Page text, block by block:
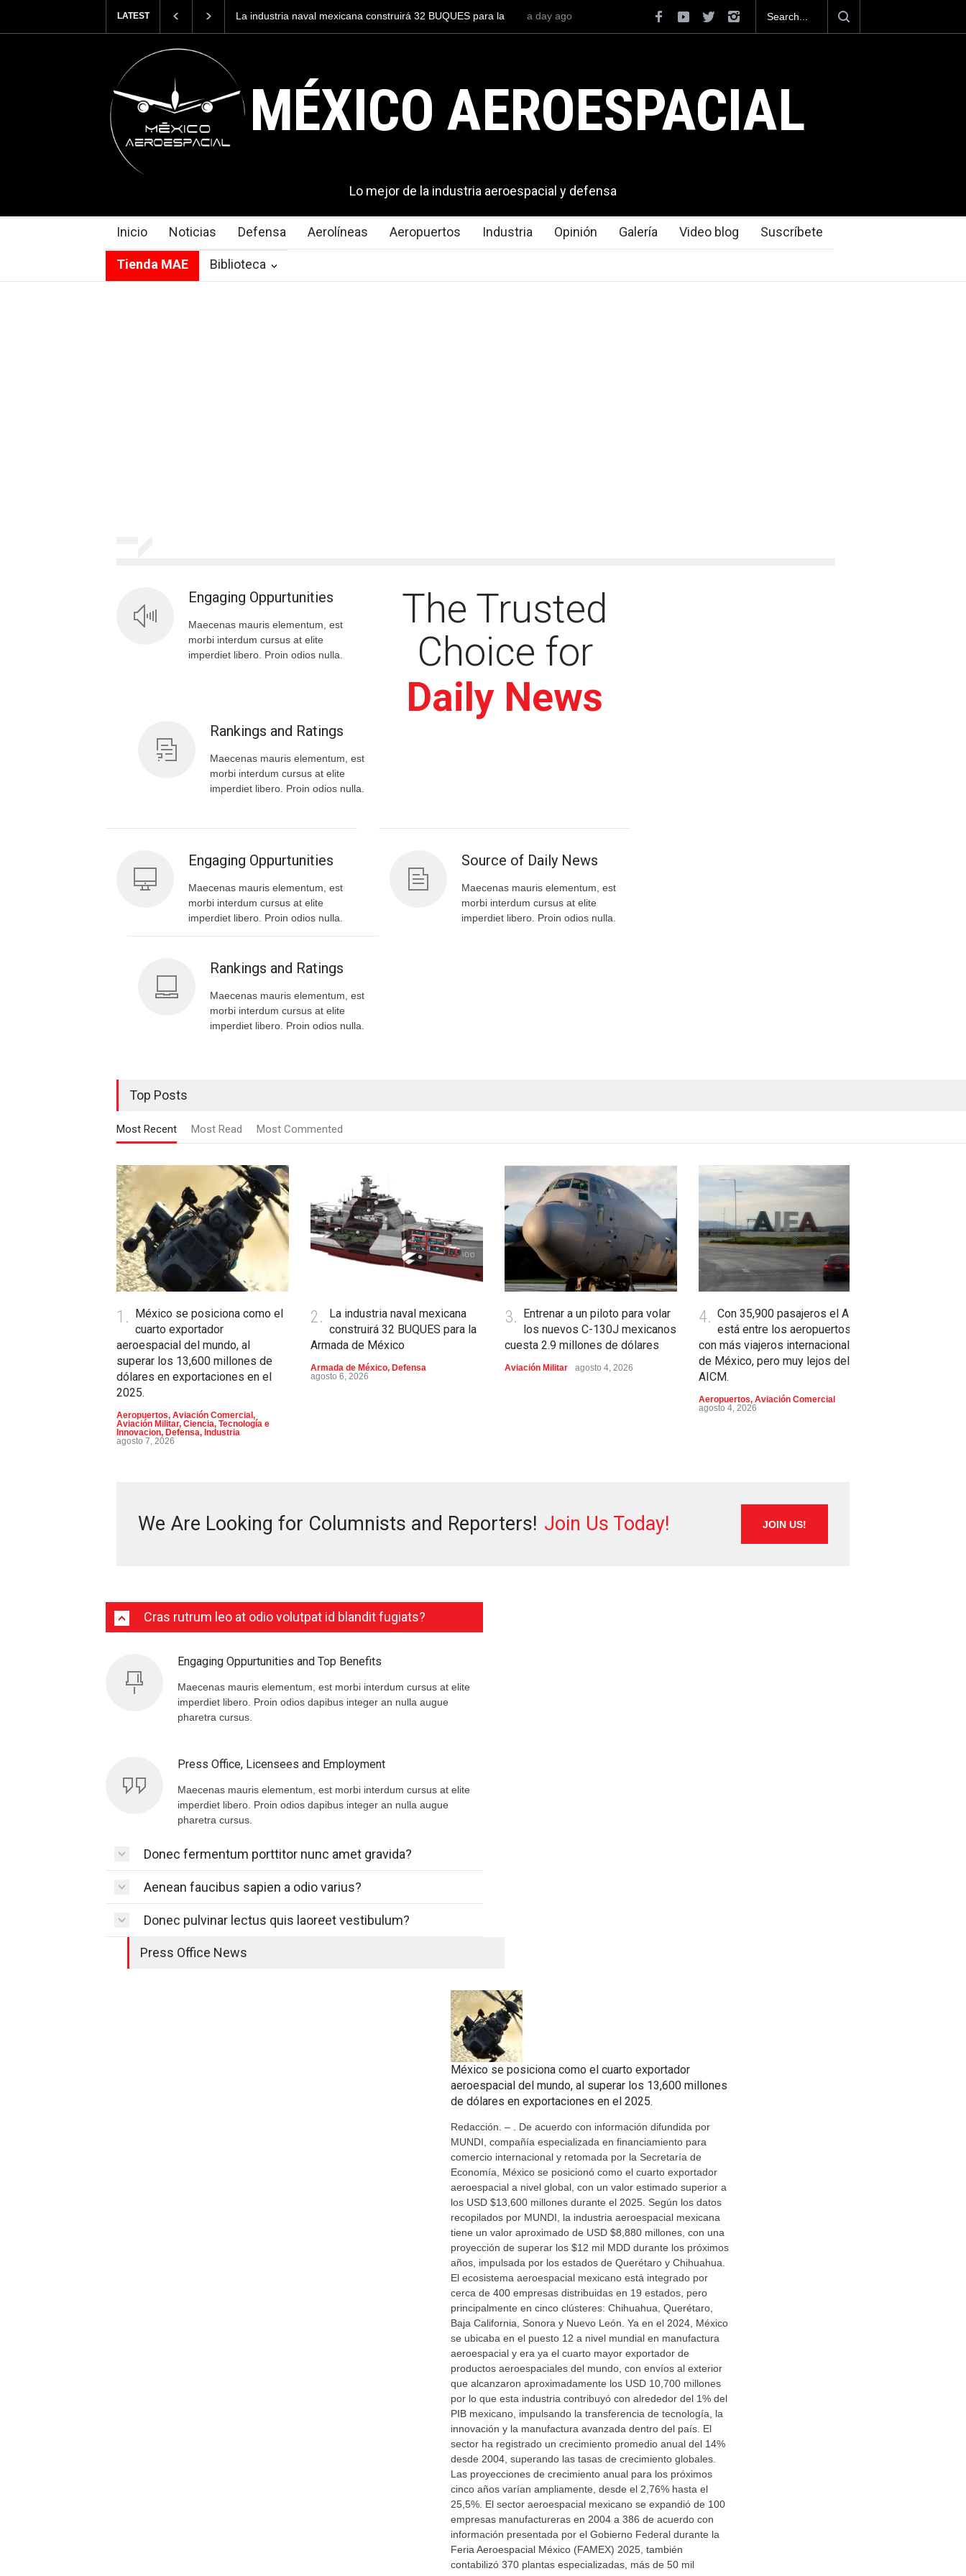
LATEST
La industria naval mexicana construirá 32 BUQUES para la
Entrenar a un piloto para volar los nuevos C-130J mexicanos
México se posiciona como el cuarto exportador aeroespacial
del mundo, al superar los 13,600 millones de dólares en
exportaciones en el 2025.
a day ago
MÉXICO AEROESPACIAL
Lo mejor de la industria aeroespacial y defensa
Inicio Noticias Defensa Aerolíneas Aeropuertos Industria Opinión Galería Video blog Suscríbete
Tienda MAE Biblioteca
Engaging Oppurtunities
Maecenas mauris elementum, est
morbi interdum cursus at elite
imperdiet libero. Proin odios nulla.
The Trusted
Choice for
Daily News
Rankings and Ratings
Maecenas mauris elementum, est
morbi interdum cursus at elite
imperdiet libero. Proin odios nulla.
Engaging Oppurtunities
Maecenas mauris elementum, est
morbi interdum cursus at elite
imperdiet libero. Proin odios nulla.
Source of Daily News
Maecenas mauris elementum, est
morbi interdum cursus at elite
imperdiet libero. Proin odios nulla.
Rankings and Ratings
Maecenas mauris elementum, est
morbi interdum cursus at elite
imperdiet libero. Proin odios nulla.
Top Posts
Most Recent Most Read Most Commented
1. México se posiciona como el
cuarto exportador
aeroespacial del mundo, al
superar los 13,600 millones de
dólares en exportaciones en el
2025.
Aeropuertos, Aviación Comercial ,
Aviación Militar, Ciencia, Tecnología e
Innovacion, Defensa, Industria
agosto 7, 2026
2. La industria naval mexicana
construirá 32 BUQUES para la
Armada de México
Armada de México, Defensa
agosto 6, 2026
3. Entrenar a un piloto para volar
los nuevos C-130J mexicanos
cuesta 2.9 millones de dólares
Aviación Militar agosto 4, 2026
4. Con 35,900 pasajeros el AIFA
está entre los aeropuertos
con más viajeros internacionales
de México, pero muy lejos del
AICM.
Aeropuertos, Aviación Comercial
agosto 4, 2026
We Are Looking for Columnists and Reporters! Join Us Today! JOIN US!
Cras rutrum leo at odio volutpat id blandit fugiats?
Engaging Oppurtunities and Top Benefits
Maecenas mauris elementum, est morbi interdum cursus at elite
imperdiet libero. Proin odios dapibus integer an nulla augue
pharetra cursus.
Press Office, Licensees and Employment
Maecenas mauris elementum, est morbi interdum cursus at elite
imperdiet libero. Proin odios dapibus integer an nulla augue
pharetra cursus.
Donec fermentum porttitor nunc amet gravida?
Aenean faucibus sapien a odio varius?
Donec pulvinar lectus quis laoreet vestibulum?
Press Office News
México se posiciona como el cuarto exportador
aeroespacial del mundo, al superar los 13,600 millones
de dólares en exportaciones en el 2025.
Redacción. – . De acuerdo con información difundida por
MUNDI, compañía especializada en financiamiento para
comercio internacional y retomada por la Secretaría de
Economía, México se posicionó como el cuarto exportador
aeroespacial a nivel global, con un valor estimado superior a
los USD $13,600 millones durante el 2025. Según los datos
recopilados por MUNDI, la industria aeroespacial mexicana
tiene un valor aproximado de USD $8,880 millones, con una
proyección de superar los $12 mil MDD durante los próximos
años, impulsada por los estados de Querétaro y Chihuahua.
El ecosistema aeroespacial mexicano está integrado por
cerca de 400 empresas distribuidas en 19 estados, pero
principalmente en cinco clústeres: Chihuahua, Querétaro,
Baja California, Sonora y Nuevo León. Ya en el 2024, México
se ubicaba en el puesto 12 a nivel mundial en manufactura
aeroespacial y era ya el cuarto mayor exportador de
productos aeroespaciales del mundo, con envíos al exterior
que alcanzaron aproximadamente los USD 10,700 millones
por lo que esta industria contribuyó con alrededor del 1% del
PIB mexicano, impulsando la transferencia de tecnología, la
innovación y la manufactura avanzada dentro del país. El
sector ha registrado un crecimiento promedio anual del 14%
desde 2004, superando las tasas de crecimiento globales.
Las proyecciones de crecimiento anual para los próximos
cinco años varían ampliamente, desde el 2,76% hasta el
25,5%. El sector aeroespacial mexicano se expandió de 100
empresas manufactureras en 2004 a 386 de acuerdo con
información presentada por el Gobierno Federal durante la
Feria Aeroespacial México (FAMEX) 2025, también
contabilizó 370 plantas especializadas, más de 50 mil